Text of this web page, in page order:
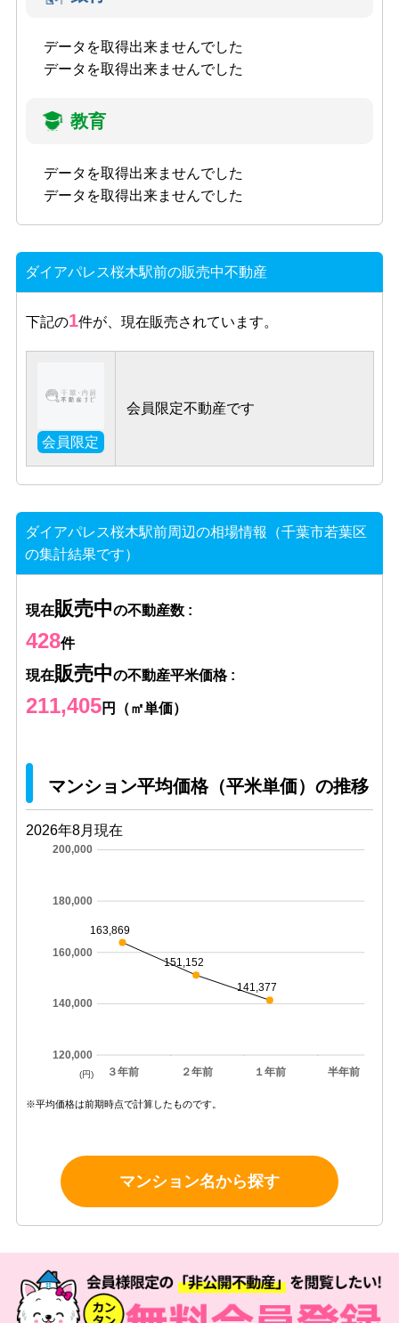
データを取得出来ませんでした
データを取得出来ませんでした
教育
データを取得出来ませんでした
データを取得出来ませんでした
ダイアパレス桜木駅前の販売中不動産
下記の1件が、現在販売されています。
会員限定
会員限定不動産です
ダイアパレス桜木駅前周辺の相場情報（千葉市若葉区
の集計結果です）
現在販売中の不動産数 :
428件
現在販売中の不動産平米価格 :
211,405円（㎡単価）
マンション平均価格（平米単価）の推移
2026年8月現在
３年前 ２年前 １年前 半年前
120,000
140,000
160,000
180,000
200,000
163,869
151,152
141,377
(円)
※平均価格は前期時点で計算したものです。
マンション名から探す